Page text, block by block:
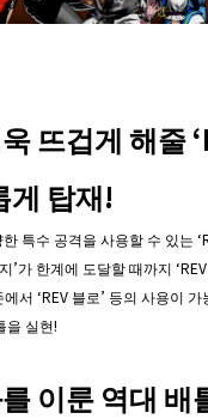
뜨겁게 해줄
게 탑재!
특수 공격을 사용할 수 있는
’가 한계에 도달할 때까지
서 ‘REV 블로’ 등의 사용이 가
을 실현!
이룬 역대 배